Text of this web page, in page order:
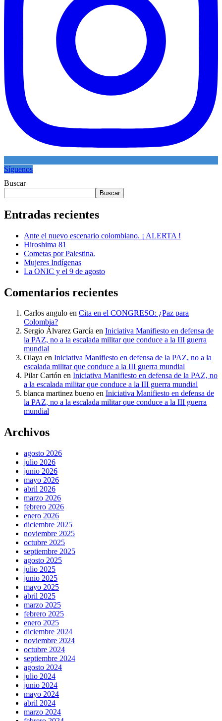
Síguenos
Buscar
Buscar
Entradas recientes
Ante el nuevo escenario colombiano. ¡ ALERTA !
Hiroshima 81
Cometas por Palestina.
Mujeres Indígenas
La ONIC y el 9 de agosto
Comentarios recientes
Carlos angulo en Cita en el CONGRESO: ¿Paz para
Colombia?
Sergio Álvarez García en Iniciativa Manifiesto en defensa de
la PAZ, no a la escalada militar que conduce a la III guerra
mundial
Olaya en Iniciativa Manifiesto en defensa de la PAZ, no a la
escalada militar que conduce a la III guerra mundial
Pilar Cartón en Iniciativa Manifiesto en defensa de la PAZ, no
a la escalada militar que conduce a la III guerra mundial
blanca martinez bueno en Iniciativa Manifiesto en defensa de
la PAZ, no a la escalada militar que conduce a la III guerra
mundial
Archivos
agosto 2026
julio 2026
junio 2026
mayo 2026
abril 2026
marzo 2026
febrero 2026
enero 2026
diciembre 2025
noviembre 2025
octubre 2025
septiembre 2025
agosto 2025
julio 2025
junio 2025
mayo 2025
abril 2025
marzo 2025
febrero 2025
enero 2025
diciembre 2024
noviembre 2024
octubre 2024
septiembre 2024
agosto 2024
julio 2024
junio 2024
mayo 2024
abril 2024
marzo 2024